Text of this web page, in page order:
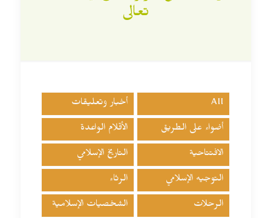
تعالى
All أخبار وتعليقات
أضواء على الطريق الأقلام الواعدة
الافتتاحية التاريخ الإسلامي
التوجيه الإسلامي الرثاء
الرحلات الشخصيات الإسلامية